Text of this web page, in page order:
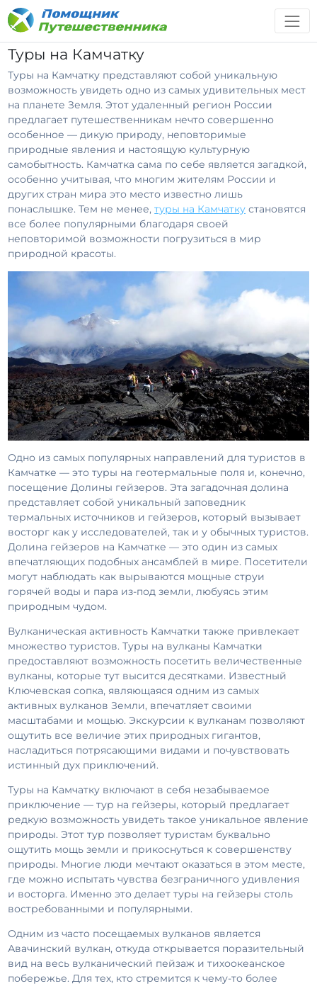
Туры на Камчатку
Туры на Камчатку представляют собой уникальную
возможность увидеть одно из самых удивительных мест
на планете Земля. Этот удаленный регион России
предлагает путешественникам нечто совершенно
особенное — дикую природу, неповторимые
природные явления и настоящую культурную
самобытность. Камчатка сама по себе является загадкой,
особенно учитывая, что многим жителям России и
других стран мира это место известно лишь
понаслышке. Тем не менее,туры на Камчатку становятся
все более популярными благодаря своей
неповторимой возможности погрузиться в мир
природной красоты.
Одно из самых популярных направлений для туристов в
Камчатке — это туры на геотермальные поля и, конечно,
посещение Долины гейзеров. Эта загадочная долина
представляет собой уникальный заповедник
термальных источников и гейзеров, который вызывает
восторг как у исследователей, так и у обычных туристов.
Долина гейзеров на Камчатке — это один из самых
впечатляющих подобных ансамблей в мире. Посетители
могут наблюдать как вырываются мощные струи
горячей воды и пара из-под земли, любуясь этим
природным чудом.
Вулканическая активность Камчатки также привлекает
множество туристов. Туры на вулканы Камчатки
предоставляют возможность посетить величественные
вулканы, которые тут высится десятками. Известный
Ключевская сопка, являющаяся одним из самых
активных вулканов Земли, впечатляет своими
масштабами и мощью. Экскурсии к вулканам позволяют
ощутить все величие этих природных гигантов,
насладиться потрясающими видами и почувствовать
истинный дух приключений.
Туры на Камчатку включают в себя незабываемое
приключение — тур на гейзеры, который предлагает
редкую возможность увидеть такое уникальное явление
природы. Этот тур позволяет туристам буквально
ощутить мощь земли и прикоснуться к совершенству
природы. Многие люди мечтают оказаться в этом месте,
где можно испытать чувства безграничного удивления
и восторга. Именно это делает туры на гейзеры столь
востребованными и популярными.
Одним из часто посещаемых вулканов является
Авачинский вулкан, откуда открывается поразительный
вид на весь вулканический пейзаж и тихоокеанское
побережье. Для тех, кто стремится к чему-то более